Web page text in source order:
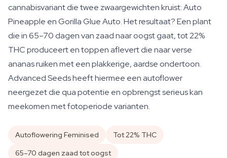
cannabisvariant die twee zwaargewichten kruist: Auto
Pineapple en Gorilla Glue Auto. Het resultaat? Een plant
die in 65–70 dagen van zaad naar oogst gaat, tot 22%
THC produceert en toppen aflevert die naar verse
ananas ruiken met een plakkerige, aardse ondertoon.
Advanced Seeds heeft hiermee een autoflower
neergezet die qua potentie en opbrengst serieus kan
meekomen met fotoperiode varianten.
Autoflowering Feminised
Tot 22% THC
65–70 dagen zaad tot oogst